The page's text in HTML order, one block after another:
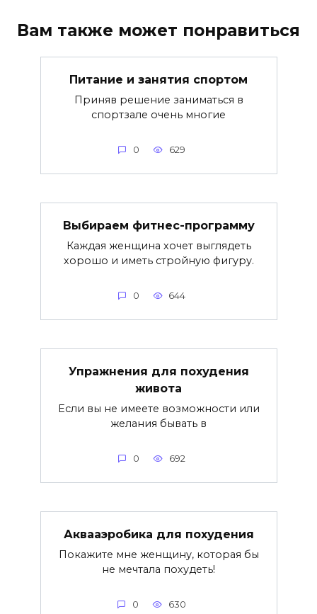
Вам также может понравиться
Питание и занятия спортом
Приняв решение заниматься в
спортзале очень многие
0 629
Выбираем фитнес-программу
Каждая женщина хочет выглядеть
хорошо и иметь стройную фигуру.
0 644
Упражнения для похудения
живота
Если вы не имеете возможности или
желания бывать в
0 692
Аквааэробика для похудения
Покажите мне женщину, которая бы
не мечтала похудеть!
0 630